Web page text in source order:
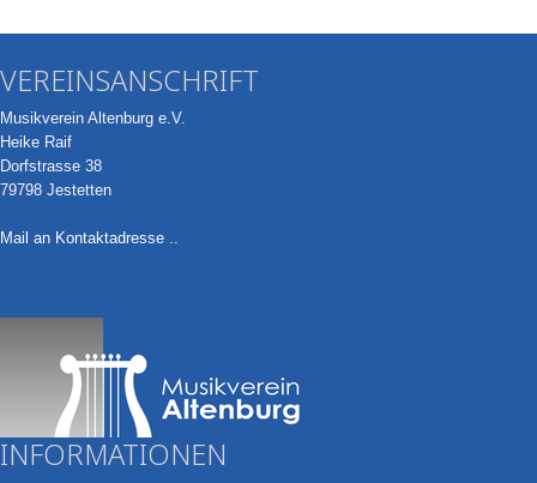
VEREINSANSCHRIFT
Musikverein Altenburg e.V.
Heike Raif
Dorfstrasse 38
79798 Jestetten
Mail an Kontaktadresse ..
INFORMATIONEN